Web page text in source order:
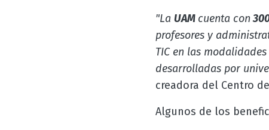
"La UAM cuenta con
profesores y
TIC en las
desarrolladas por
creadora del Centro
Algunos de los